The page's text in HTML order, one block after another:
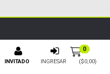
INVITADO INGRESAR
0
($0,00)